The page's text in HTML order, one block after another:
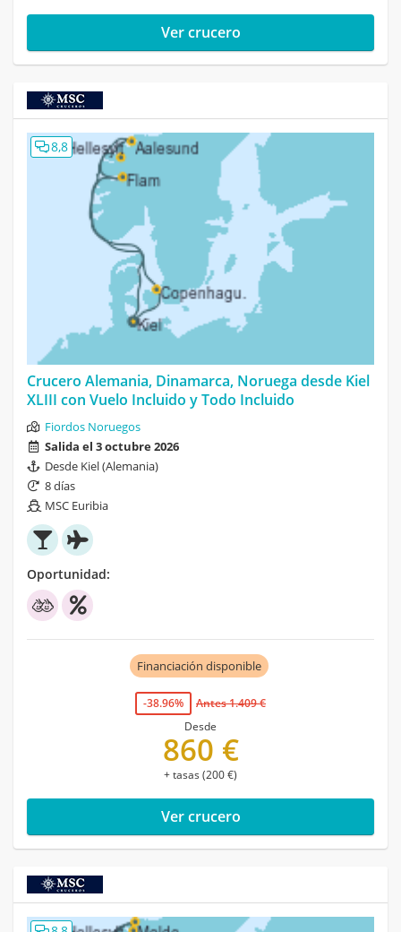
Ver crucero
8,8
Crucero Alemania, Dinamarca, Noruega desde Kiel
XLIII con Vuelo Incluido y Todo Incluido
Fiordos Noruegos
Salida el 3 octubre 2026
Desde Kiel (Alemania)
8 días
MSC Euribia
Oportunidad:
Financiación disponible
-38.96%
Antes 1.409 €
Desde
860 €
+ tasas (200 €)
Ver crucero